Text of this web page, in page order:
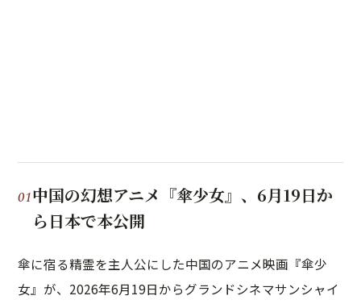
中国の幻想アニメ『傘少女』、6月19日か
ら日本で本公開
傘に宿る精霊を主人公にした中国のアニメ映画『傘少
女』が、2026年6月19日からグランドシネマサンシャイ